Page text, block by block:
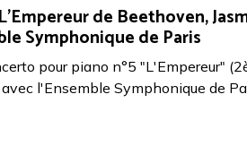
de Beethoven,
Symphonique de Paris
pour piano n°5 "L'Empereur"
l'Ensemble Symphonique de